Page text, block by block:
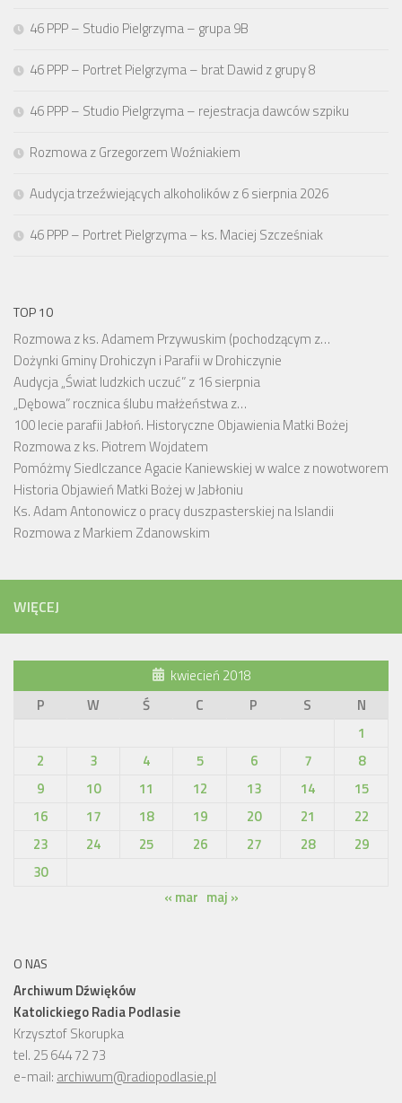
46 PPP – Studio Pielgrzyma – grupa 9B
46 PPP – Portret Pielgrzyma – brat Dawid z grupy 8
46 PPP – Studio Pielgrzyma – rejestracja dawców szpiku
Rozmowa z Grzegorzem Woźniakiem
Audycja trzeźwiejących alkoholików z 6 sierpnia 2026
46 PPP – Portret Pielgrzyma – ks. Maciej Szcześniak
TOP 10
Rozmowa z ks. Adamem Przywuskim (pochodzącym z…
Dożynki Gminy Drohiczyn i Parafii w Drohiczynie
Audycja „Świat ludzkich uczuć” z 16 sierpnia
„Dębowa” rocznica ślubu małżeństwa z…
100 lecie parafii Jabłoń. Historyczne Objawienia Matki Bożej
Rozmowa z ks. Piotrem Wojdatem
Pomóżmy Siedlczance Agacie Kaniewskiej w walce z nowotworem
Historia Objawień Matki Bożej w Jabłoniu
Ks. Adam Antonowicz o pracy duszpasterskiej na Islandii
Rozmowa z Markiem Zdanowskim
WIĘCEJ
kwiecień 2018
P
W Ś C P S
N
1
2
3 4 5 6 7
8
9
10 11 12 13 14
15
16
17 18 19 20 21
22
23
24 25 26 27 28
29
30
« mar maj »
O NAS
Archiwum Dźwięków
Katolickiego Radia Podlasie
Krzysztof Skorupka
tel. 25 644 72 73
e-mail: archiwum@radiopodlasie.pl